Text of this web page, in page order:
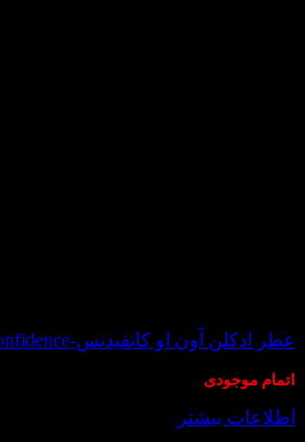
عطر ادکلن آون او کانفیدنس-Avon Eve Confidence
اتمام موجودی
اطلاعات بیشتر